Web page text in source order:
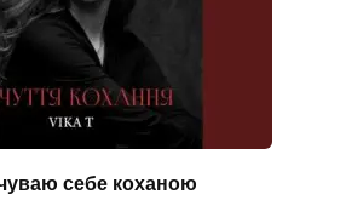
себе коханою